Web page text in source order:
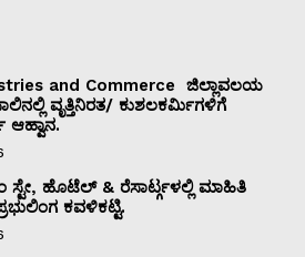
and Commerce ಜಿಲ್ಲಾವಲಯ
ವೃತ್ತಿನಿರತ/ ಕುಶಲಕರ್ಮಿಗಳಿಗೆ
ಹೊಟೆಲ್ & ರೆಸಾರ್ಟ್ಗಳಲ್ಲಿ ಮಾಹಿತಿ
ಕವಳಿಕಟ್ಟಿ.